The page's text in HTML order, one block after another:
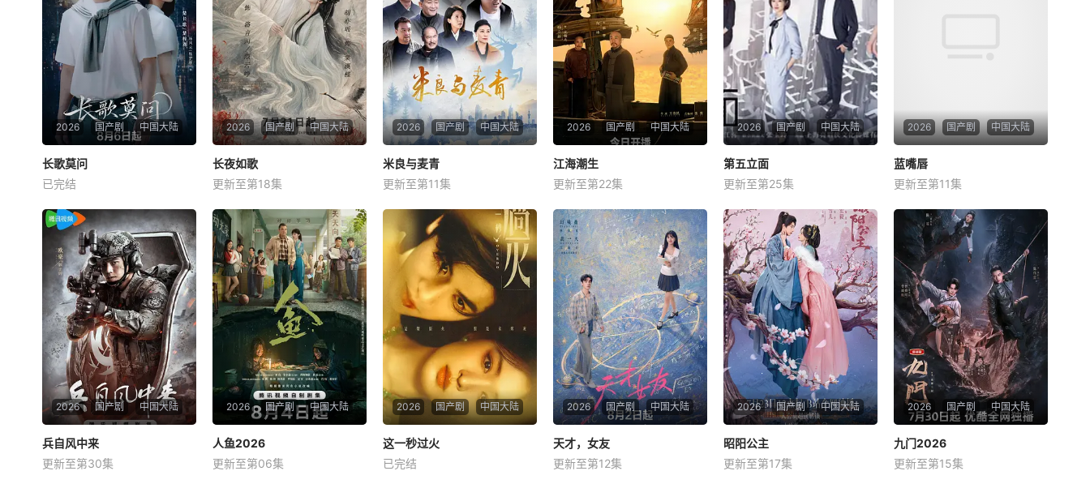
2026 国产剧 中国大陆
长歌莫问
蔡正杰
千年前，雍国泥塑世家楚门因
进贡的“十二生肖”离奇流血炸
裂，惨遭满门流放，楚父以死
鸣冤。楚家大小姐楚梓鸢带着
滔天恨意，在屠刀落地的瞬
间，灵魂跨越千年，附身到了
与她容貌一模一样的女大学生
——楚长歌的身上。
长歌莫问
已完结
2026 国产剧 中国大陆
长夜如歌
胡亦瑶 张景昀
讲述了黎安城大郡主棠溪槿与
烈云峥之间曲折动人的情感，
以及他们在复杂局势中坚守初
心、勇敢面对困难的爱情故
事。通过剧中主人公在成长的
道路上，经历复杂的人物关系
和情感变化，无论命运如何捉
弄，真正的力量皆来自
长夜如歌
更新至第18集
2026 国产剧 中国大陆
米良与麦青
赵波 瑛子
一根网线连接了中国鹿鸣村和
英国牛津，麦香通过视频向米
良宣告：婚不结了。鹿鸣村开
了锅，村民大骂麦香是叛徒。
麦香是婚前体检查出不孕症，
从此走上虐心旅途。米良火速
回国，麦香有苦说不出。米良
不再相信情感，空虚
米良与麦青
更新至第11集
2026 国产剧 中国大陆
江海潮生
何冰 杨立新
本剧讲述了状元实业家张謇创
办大生企业，实业报国的故
事。甲午战争后，国家蒙羞，
张謇虽高中状元，却渴望寻求
强国之路。他毅然弃政从商，
殚精竭虑，创办了中国第一家
民营纺织企业大生纱厂。经历
集资风波等种种挫折后
江海潮生
更新至第22集
2026 国产剧 中国大陆
第五立面
奚望 张陆
该剧围绕四位建筑师展开，讲
述了他们在中意合作项目中面
对专业挑战与境外竞争，通过
创新实践实现本土设计理念突
破的故事。
第五立面
更新至第25集
2026 国产剧 中国大陆
蓝嘴唇
魏林屿 蓝劭沄
改编自夏子煦的小说《蓝嘴
唇》。藤墨与伍十弦因一场乌
龙“神药”事件相遇，在成人用
品店与酒吧的霓虹外衣下展开
相互救赎的故事.......
蓝嘴唇
更新至第11集
2026 国产剧 中国大陆
兵自风中来
欧豪 蓝盈莹
兵自风中来
更新至第30集
2026 国产剧 中国大陆
人鱼2026
刘孜 张开泰
人鱼2026
更新至第06集
2026 国产剧 中国大陆
这一秒过火
张凌赫
这一秒过火
已完结
2026 国产剧 中国大陆
天才，女友
田曦薇 胡一天
天才，女友
更新至第12集
2026 国产剧 中国大陆
昭阳公主
李宏毅 孔雪儿
昭阳公主
更新至第17集
2026 国产剧 中国大陆
九门2026
陈伟霆 陈瑶
九门2026
更新至第15集